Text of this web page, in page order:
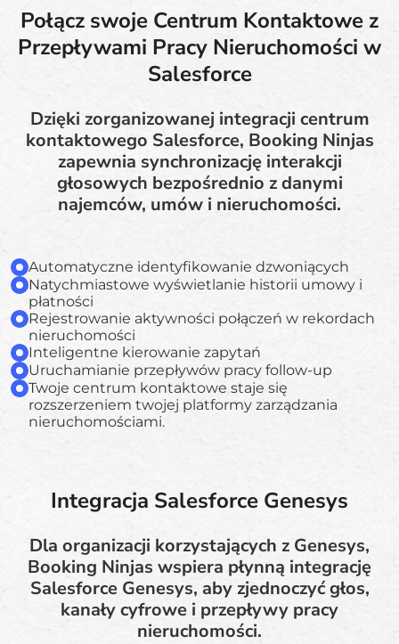
Połącz swoje Centrum Kontaktowe z
Przepływami Pracy Nieruchomości w
Salesforce
Dzięki zorganizowanej integracji centrum
kontaktowego Salesforce, Booking Ninjas
zapewnia synchronizację interakcji
głosowych bezpośrednio z danymi
najemców, umów i nieruchomości.
Automatyczne identyfikowanie dzwoniących
Natychmiastowe wyświetlanie historii umowy i
płatności
Rejestrowanie aktywności połączeń w rekordach
nieruchomości
Inteligentne kierowanie zapytań
Uruchamianie przepływów pracy follow-up
Twoje centrum kontaktowe staje się
rozszerzeniem twojej platformy zarządzania
nieruchomościami.
Integracja Salesforce Genesys
Dla organizacji korzystających z Genesys,
Booking Ninjas wspiera płynną integrację
Salesforce Genesys, aby zjednoczyć głos,
kanały cyfrowe i przepływy pracy
nieruchomości.